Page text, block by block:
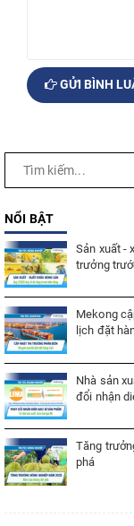
GỬI BÌNH
NỔI BẬT
Sản xuất -
trưởng
Mekong
lịch đặt
Nhà sản
đổi nhận
Tăng
phá